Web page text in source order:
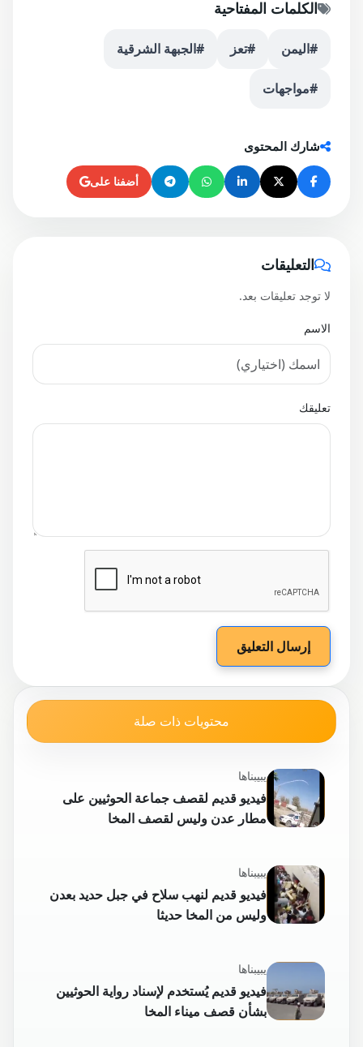
الكلمات المفتاحية
#اليمن #تعز #الجبهة الشرقية
#مواجهات
شارك المحتوى
أضفنا على
التعليقات
لا توجد تعليقات بعد.
الاسم
تعليقك
إرسال التعليق
محتويات ذات صلة
يبيبناها
فيديو قديم لقصف جماعة الحوثيين على
مطار عدن وليس لقصف المخا
يبيبناها
فيديو قديم لنهب سلاح في جبل حديد بعدن
وليس من المخا حديثا
يبيبناها
فيديو قديم يُستخدم لإسناد رواية الحوثيين
بشأن قصف ميناء المخا